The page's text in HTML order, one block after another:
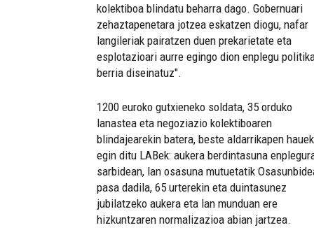
kolektiboa blindatu beharra dago. Gobernuari
zehaztapenetara jotzea eskatzen diogu, nafar
langileriak pairatzen duen prekarietate eta
esplotazioari aurre egingo dion enplegu
berria diseinatuz".
1200 euroko gutxieneko soldata, 35 orduko
lanastea eta negoziazio kolektiboaren
blindajearekin batera, beste aldarrikapen hauek
egin ditu LABek: aukera berdintasuna
sarbidean, lan osasuna mutuetatik
pasa dadila, 65 urterekin eta duintasunez
jubilatzeko aukera eta lan munduan ere
hizkuntzaren normalizazioa abian jartzea.